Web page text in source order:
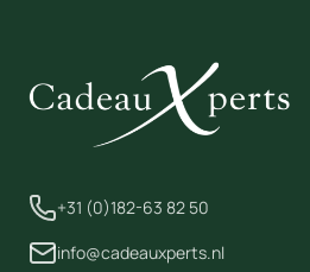
+31 (0)182-63 82 50
info@cadeauxperts.nl